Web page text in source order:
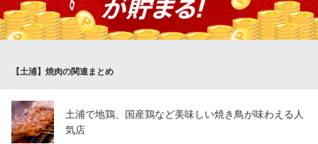
ミ、ホルモンもご用意最大10名様まで可能な全席個室のご案内が
可能です。落ち着いた雰囲気の店内でお食事をお楽しみくださ
い。
完全個室・常陸牛焼肉 うぶにく 土浦本店（UBUNIKU）
ＪＲ常磐線土浦駅 徒歩4分
茨城県土浦市大和町6-1 SQUAREGARDEN1F
【土浦】焼肉の関連まとめ
土浦で地鶏、国産鶏など美味しい焼き鳥が味わえる人
気店